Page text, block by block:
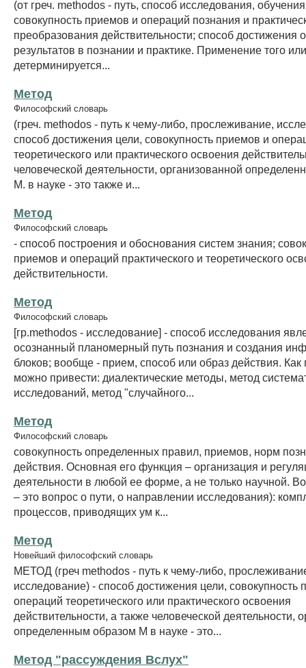
(от греч. methodos - путь, способ исследования,
совокупность приемов и операций познания и
преобразования действительности; способ достижения
результатов в познании и практике. Применение того
детерминируется...
Метод
Философский словарь
(греч. methodos - путь к чему-либо, прослеживание,
способ достижения цели, совокупность приемов и
теоретического или практического освоения
человеческой деятельности, организованной
М. в науке - это также и...
Метод
Философский словарь
- способ построения и обоснования систем знания;
приемов и операций практического и теоретического
действительности.
Метод
Философский словарь
[гр.methodos - исследование] - способ исследования
осознанный планомерный путь познания и создания
блоков; вообще - прием, способ или образ действия.
можно привести: диалектические методы, метод
исследований, метод "случайного...
Метод
Философский словарь
совокупность определенных правил, приемов, норм
действия. Основная его функция – организация и
деятельности в любой ее форме, а не только научной.
– это вопрос о пути, о направлении исследования):
процессов, приводящих ум к...
Метод
Новейший философский словарь
МЕТОД (греч methodos - путь к чему-либо,
исследование) - способ достижения цели, совокупность
операций теоретического или практического освоения
действительности, а также человеческой деятельности,
определенным образом М в науке - это...
Метод "рассуждения Вслух"